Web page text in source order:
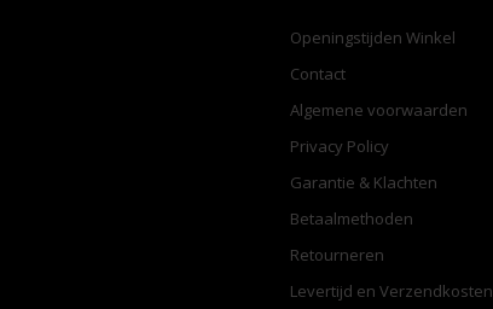
Openingstijden Winkel
Contact
Algemene voorwaarden
Privacy Policy
Garantie & Klachten
Betaalmethoden
Retourneren
Levertijd en Verzendkosten